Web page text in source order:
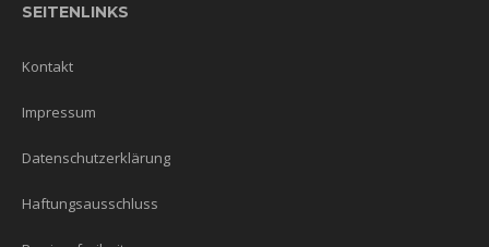
SEITENLINKS
Kontakt
Impressum
Datenschutzerklärung
Haftungsausschluss